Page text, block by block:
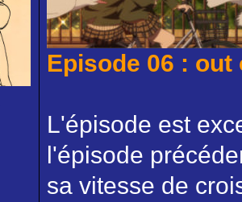
Episode 06 : out
L'épisode est
l'épisode
sa vitesse de